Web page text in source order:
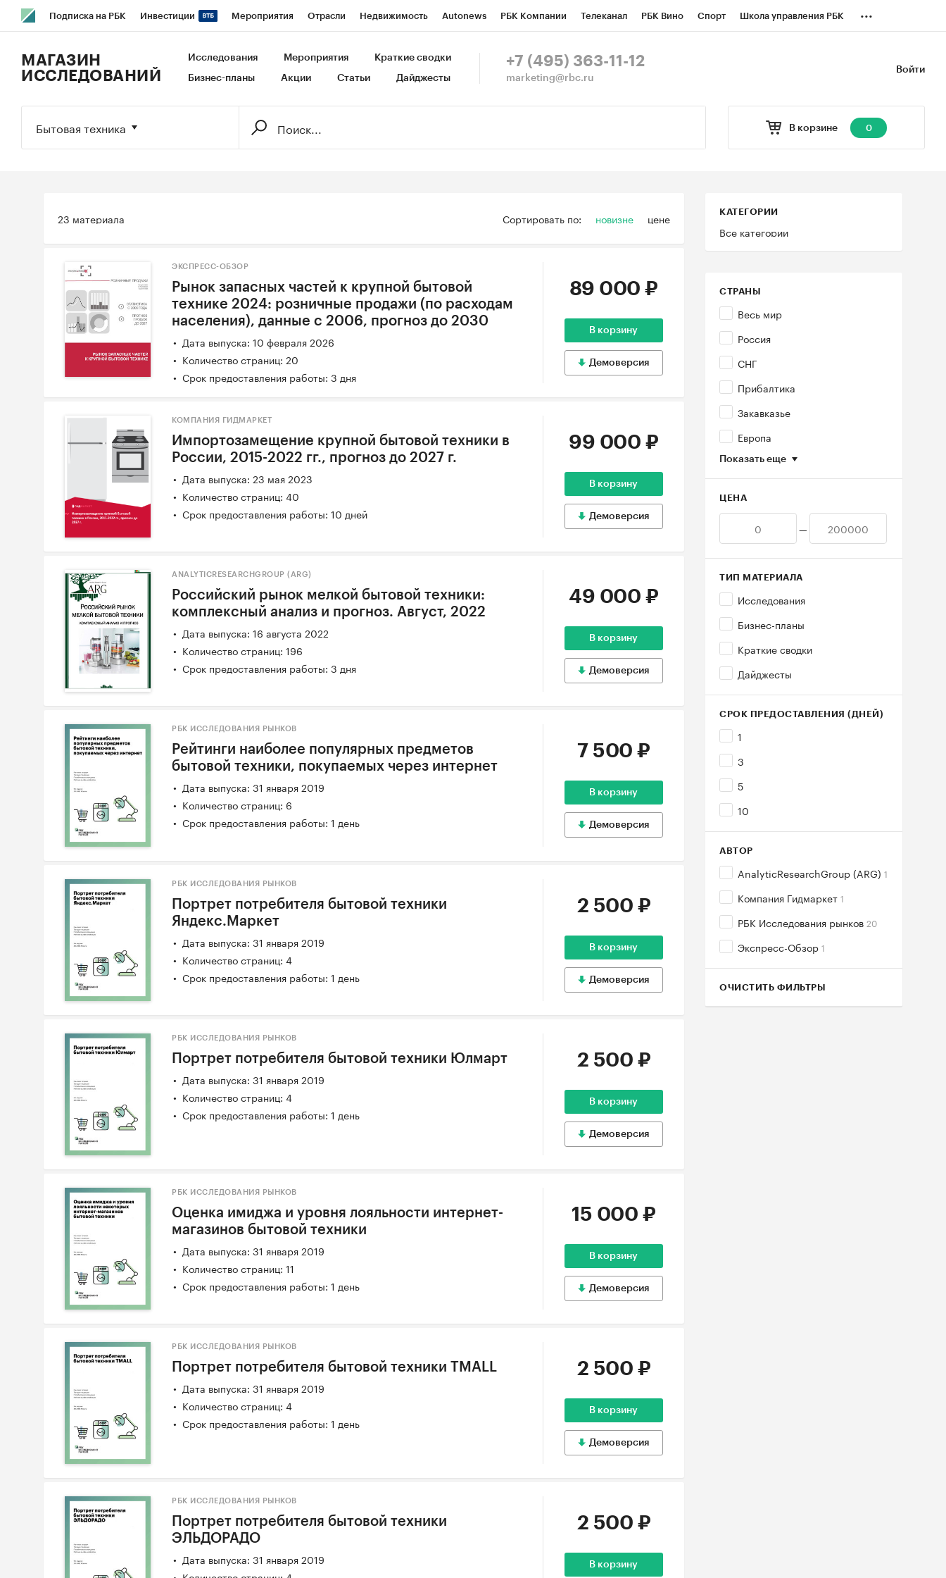
Подписка на РБК Инвестиции Мероприятия Отрасли Недвижимость Autonews РБК Компании Телеканал РБК Вино Спорт Школа управления РБК
Исследования Кредитные рейтинги Франшизы Газета Спецпроекты СПб Конференции СПб Спецпроекты
...
Войти
МАГАЗИН
ИССЛЕДОВАНИЙ
Исследования Мероприятия Краткие сводки
Бизнес-планы Акции Статьи Дайджесты
+7 (495) 363-11-12
marketing@rbc.ru
В корзине 0
Бытовая техника
Сортировать по: новизне цене
23 материала КАТЕГОРИИ
Все категории
СТРАНЫ
Весь мир
Россия
СНГ
Прибалтика
Закавказье
Европа
Показать еще
ЦЕНА
—
ТИП МАТЕРИАЛА
Исследования
Бизнес-планы
Краткие сводки
Дайджесты
СРОК ПРЕДОСТАВЛЕНИЯ (ДНЕЙ)
1
3
5
10
АВТОР
AnalyticResearchGroup (ARG) 1
Компания Гидмаркет 1
РБК Исследования рынков 20
Экспресс-Обзор 1
ОЧИСТИТЬ ФИЛЬТРЫ
ЭКСПРЕСС-ОБЗОР
Рынок запасных частей к крупной бытовой
технике 2024: розничные продажи (по расходам
населения), данные с 2006, прогноз до 2030
Дата выпуска: 10 февраля 2026
Количество страниц: 20
Срок предоставления работы: 3 дня
89 000 ₽
В корзину
Демоверсия
КОМПАНИЯ ГИДМАРКЕТ
Импортозамещение крупной бытовой техники в
России, 2015-2022 гг., прогноз до 2027 г.
Дата выпуска: 23 мая 2023
Количество страниц: 40
Срок предоставления работы: 10 дней
99 000 ₽
В корзину
Демоверсия
ANALYTICRESEARCHGROUP (ARG)
Российский рынок мелкой бытовой техники:
комплексный анализ и прогноз. Август, 2022
Дата выпуска: 16 августа 2022
Количество страниц: 196
Срок предоставления работы: 3 дня
49 000 ₽
В корзину
Демоверсия
РБК ИССЛЕДОВАНИЯ РЫНКОВ
Рейтинги наиболее популярных предметов
бытовой техники, покупаемых через интернет
Дата выпуска: 31 января 2019
Количество страниц: 6
Срок предоставления работы: 1 день
7 500 ₽
В корзину
Демоверсия
РБК ИССЛЕДОВАНИЯ РЫНКОВ
Портрет потребителя бытовой техники
Яндекс.Маркет
Дата выпуска: 31 января 2019
Количество страниц: 4
Срок предоставления работы: 1 день
2 500 ₽
В корзину
Демоверсия
РБК ИССЛЕДОВАНИЯ РЫНКОВ
Портрет потребителя бытовой техники Юлмарт
Дата выпуска: 31 января 2019
Количество страниц: 4
Срок предоставления работы: 1 день
2 500 ₽
В корзину
Демоверсия
РБК ИССЛЕДОВАНИЯ РЫНКОВ
Оценка имиджа и уровня лояльности интернет-
магазинов бытовой техники
Дата выпуска: 31 января 2019
Количество страниц: 11
Срок предоставления работы: 1 день
15 000 ₽
В корзину
Демоверсия
РБК ИССЛЕДОВАНИЯ РЫНКОВ
Портрет потребителя бытовой техники TMALL
Дата выпуска: 31 января 2019
Количество страниц: 4
Срок предоставления работы: 1 день
2 500 ₽
В корзину
Демоверсия
РБК ИССЛЕДОВАНИЯ РЫНКОВ
Портрет потребителя бытовой техники
ЭЛЬДОРАДО
Дата выпуска: 31 января 2019
2 500 ₽
В корзину